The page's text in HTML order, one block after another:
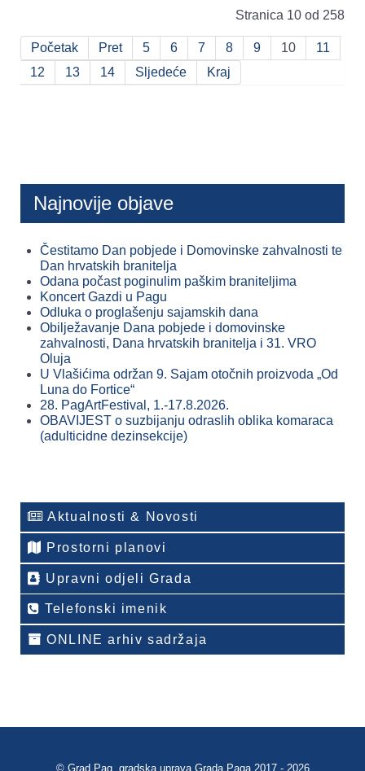
Stranica 10 od 258
Početak Pret 5 6 7 8 9 10
11
12
13 14 Sljedeće Kraj
Najnovije objave
Čestitamo Dan pobjede i Domovinske zahvalnosti te
Dan hrvatskih branitelja
Odana počast poginulim paškim braniteljima
Koncert Gazdi u Pagu
Odluka o proglašenju sajamskih dana
Obilježavanje Dana pobjede i domovinske
zahvalnosti, Dana hrvatskih branitelja i 31. VRO
Oluja
U Vlašićima održan 9. Sajam otočnih proizvoda „Od
Luna do Fortice“
28. PagArtFestival, 1.-17.8.2026.
OBAVIJEST o suzbijanju odraslih oblika komaraca
(adulticidne dezinsekcije)
Aktualnosti & Novosti
Prostorni planovi
Upravni odjeli Grada
Telefonski imenik
ONLINE arhiv sadržaja
© Grad Pag, gradska uprava Grada Paga 2017 - 2026